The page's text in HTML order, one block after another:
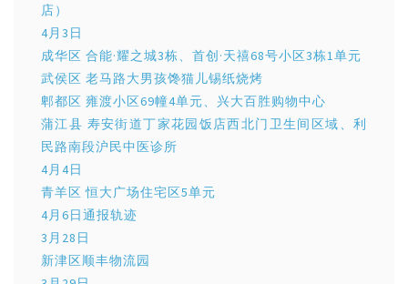
店）
4月3日
成华区 合能·耀之城3栋、首创·天禧68号小区3栋1单元
武侯区 老马路大男孩馋猫儿锡纸烧烤
郫都区 雍渡小区69幢4单元、兴大百胜购物中心
蒲江县 寿安街道丁家花园饭店西北门卫生间区域、利
民路南段沪民中医诊所
4月4日
青羊区 恒大广场住宅区5单元
4月6日通报轨迹
3月28日
新津区顺丰物流园